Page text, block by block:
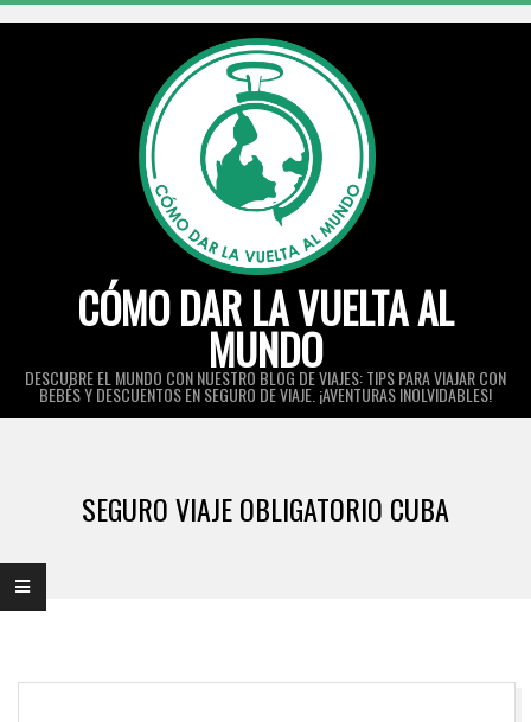
CÓMO DAR LA VUELTA AL
MUNDO
DESCUBRE EL MUNDO CON NUESTRO BLOG DE VIAJES: TIPS PARA VIAJAR CON
BEBÉS Y DESCUENTOS EN SEGURO DE VIAJE. ¡AVENTURAS INOLVIDABLES!
SEGURO VIAJE OBLIGATORIO CUBA